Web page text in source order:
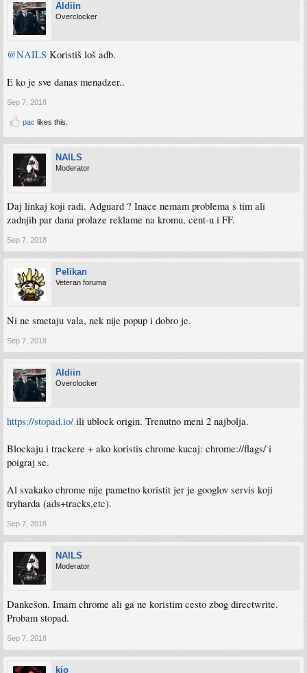
Aldiin
Overclocker
@NAILS Koristiš loš adb.
E ko je sve danas menadzer..
Sep 7, 2018
pac likes this.
NAILS
Moderator
Daj linkaj koji radi. Adguard ? Inace nemam problema s tim ali
zadnjih par dana prolaze reklame na kromu, cent-u i FF.
Sep 7, 2018
Pelikan
Veteran foruma
Ni ne smetaju vala, nek nije popup i dobro je.
Sep 7, 2018
Aldiin
Overclocker
https://stopad.io/ ili ublock origin. Trenutno meni 2 najbolja.
Blockaju i trackere + ako koristis chrome kucaj: chrome://flags/ i
poigraj se.
Al svakako chrome nije pametno koristit jer je googlov servis koji
tryharda (ads+tracks,etc).
Sep 7, 2018
NAILS
Moderator
Dankešon. Imam chrome ali ga ne koristim cesto zbog directwrite.
Probam stopad.
Sep 7, 2018
kio